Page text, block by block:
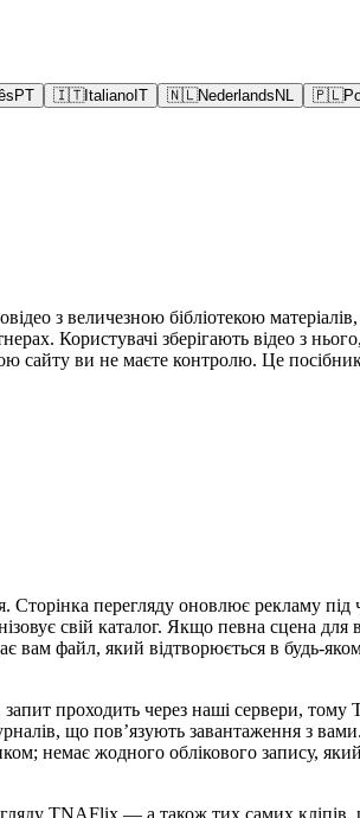
PT 🇮🇹Italiano IT 🇳🇱Nederlands NL 🇵🇱
з величезною бібліотекою
Користувачі зберігають відео з
сайту ви не маєте контролю. Це
перегляду оновлює рекламу під
свій каталог. Якщо певна сцена
файл, який відтворюється в будь-
проходить через наші сервери,
що пов’язують завантаження з
немає жодного облікового запису,
TNAFlix — а також тих самих